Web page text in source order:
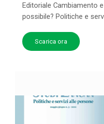
Editoriale Cambiamento
possibile? Politiche e
Scarica ora